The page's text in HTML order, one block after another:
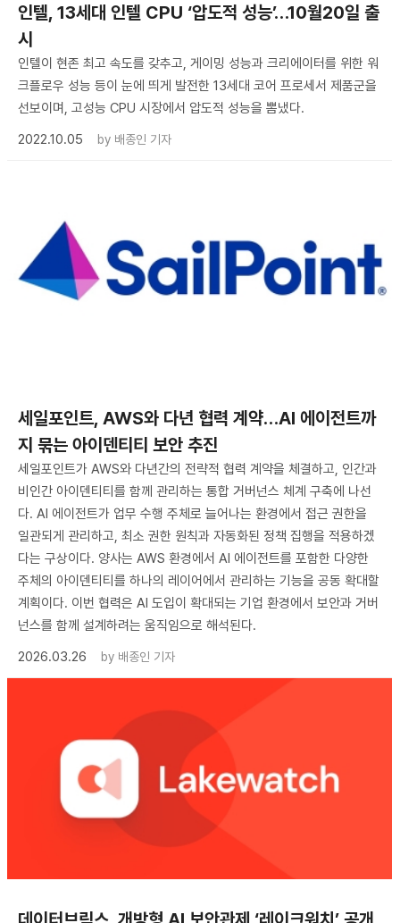
인텔, 13세대 인텔 CPU ‘압도적 성능’…10월20일 출
시
인텔이 현존 최고 속도를 갖추고, 게이밍 성능과 크리에이터를 위한 워
크플로우 성능 등이 눈에 띄게 발전한 13세대 코어 프로세서 제품군을
선보이며, 고성능 CPU 시장에서 압도적 성능을 뽐냈다.
2022.10.05
by 배종인 기자
세일포인트, AWS와 다년 협력 계약…AI 에이전트까
지 묶는 아이덴티티 보안 추진
세일포인트가 AWS와 다년간의 전략적 협력 계약을 체결하고, 인간과
비인간 아이덴티티를 함께 관리하는 통합 거버넌스 체계 구축에 나선
다. AI 에이전트가 업무 수행 주체로 늘어나는 환경에서 접근 권한을
일관되게 관리하고, 최소 권한 원칙과 자동화된 정책 집행을 적용하겠
다는 구상이다. 양사는 AWS 환경에서 AI 에이전트를 포함한 다양한
주체의 아이덴티티를 하나의 레이어에서 관리하는 기능을 공동 확대할
계획이다. 이번 협력은 AI 도입이 확대되는 기업 환경에서 보안과 거버
넌스를 함께 설계하려는 움직임으로 해석된다.
2026.03.26
by 배종인 기자